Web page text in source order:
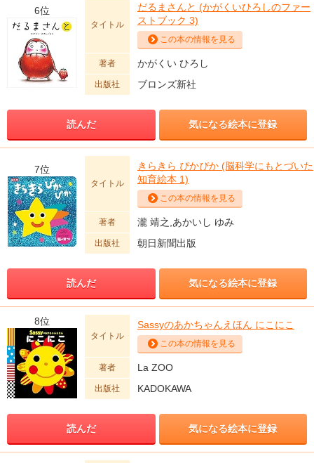
6位
タイトル
だるまさんと (かがくいひろしのファー
ストブック 3)
この本の情報を見る
著者 かがくい ひろし
出版社 ブロンズ新社
読んだ 気になる絵本に登録
7位
タイトル
きらきら ぴかぴか (脳科学にもとづいた
知育絵本 1)
この本の情報を見る
著者 瀧 靖之,あかいし ゆみ
出版社 朝日新聞出版
読んだ 気になる絵本に登録
8位
タイトル
Sassyのあかちゃんえほん にこにこ
この本の情報を見る
著者 La ZOO
出版社 KADOKAWA
読んだ 気になる絵本に登録